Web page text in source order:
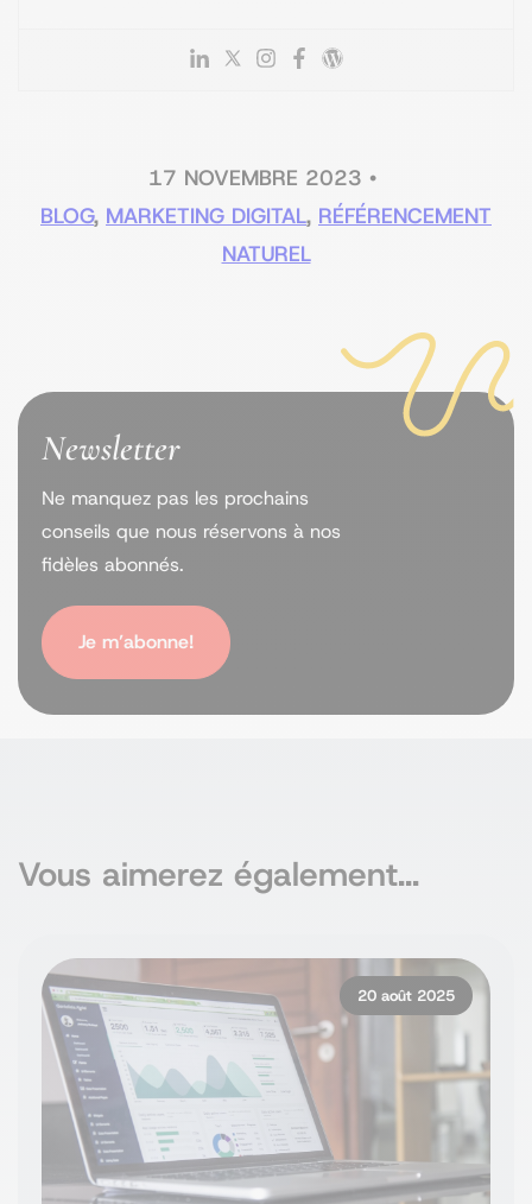
17 NOVEMBRE 2023 •
BLOG, MARKETING DIGITAL, RÉFÉRENCEMENT
NATUREL
Newsletter
Ne manquez pas les prochains
conseils que nous réservons à nos
fidèles abonnés.
Je m’abonne!
Vous aimerez également...
20 août 2025